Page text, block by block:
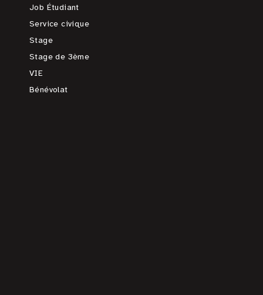
Job Étudiant
Service civique
Stage
Stage de 3ème
VIE
Bénévolat